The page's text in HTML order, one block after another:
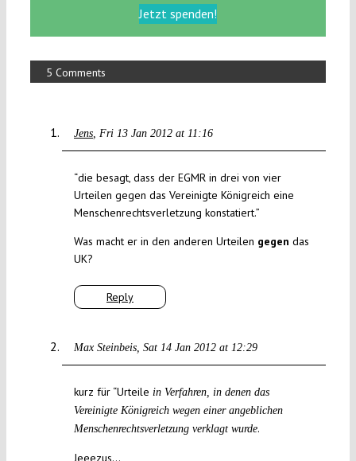
Jetzt spenden!
5 Comments
Jens Fri 13 Jan 2012 at 11:16
Reply
“die besagt, dass der EGMR in drei von vier
Urteilen gegen das Vereinigte Königreich eine
Menschenrechtsverletzung konstatiert.”
Was macht er in den anderen Urteilen gegen das
UK?
Max Steinbeis Sat 14 Jan 2012 at 12:29
kurz für “Urteile in Verfahren, in denen das
Vereinigte Königreich wegen einer angeblichen
Menschenrechtsverletzung verklagt wurde.
Jeeezus…